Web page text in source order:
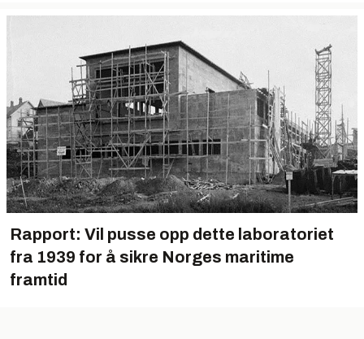
Rapport: Vil pusse opp dette laboratoriet
fra 1939 for å sikre Norges maritime
framtid